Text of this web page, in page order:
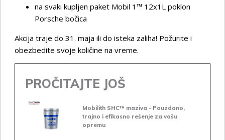
na svaki kupljen paket Mobil 1™ 12x1L poklon
Porsche bočica
Akcija traje do 31. maja ili do isteka zaliha! Požurite i
obezbedite svoje količine na vreme.
PROČITAJTE JOŠ
Mobilith SHC™ maziva - Pouzdano,
trajno i efikasno rešenje za vašu
opremu